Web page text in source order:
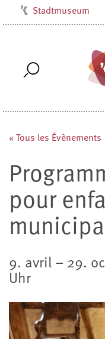
Musikschule
Stadtmuseum
Stadtbibliothek
Villa Bosch
« Tous les Évènements
pour
9. avril – 29.
Uhr